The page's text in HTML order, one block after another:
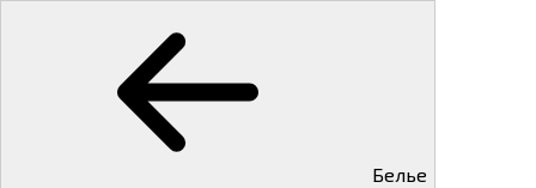
Белье